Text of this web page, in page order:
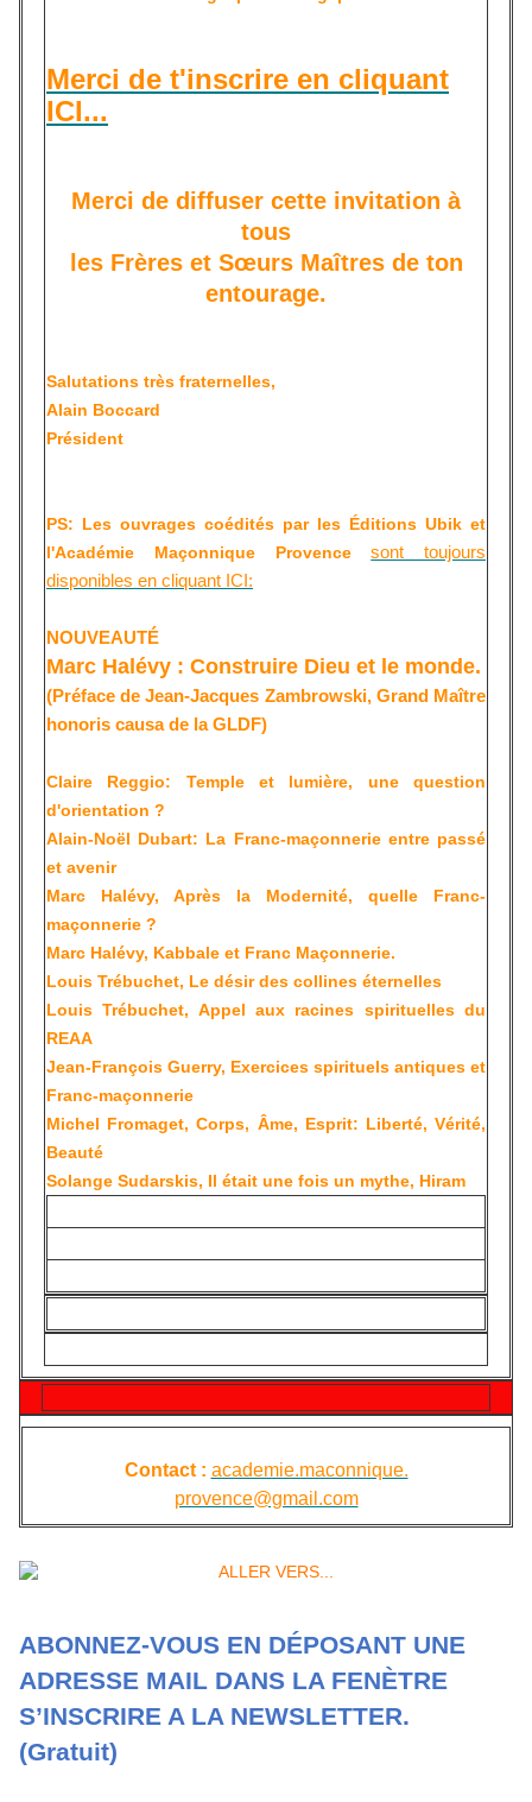
Merci de t'inscrire en cliquant
ICI...
Merci de diffuser cette invitation à
tous
les Frères et Sœurs Maîtres de ton
entourage.
Salutations très fraternelles,
Alain Boccard
Président
PS: Les ouvrages coédités par les Éditions Ubik et
l'Académie Maçonnique Provencesont toujours
disponibles en cliquant ICI:
NOUVEAUTÉ
Marc Halévy : Construire Dieu et le monde.
(Préface de Jean-Jacques Zambrowski, Grand Maître
honoris causa de la GLDF)
Claire Reggio: Temple et lumière, une question
d'orientation ?
Alain-Noël Dubart: La Franc-maçonnerie entre passé
et avenir
Marc Halévy, Après la Modernité, quelle Franc-
maçonnerie ?
Marc Halévy, Kabbale et Franc Maçonnerie.
Louis Trébuchet, Le désir des collines éternelles
Louis Trébuchet, Appel aux racines spirituelles du
REAA
Jean-François Guerry, Exercices spirituels antiques et
Franc-maçonnerie
Michel Fromaget, Corps, Âme, Esprit: Liberté, Vérité,
Beauté
Solange Sudarskis, Il était une fois un mythe, Hiram
Contact : academie.maconnique.
provence@gmail.com
ABONNEZ-VOUS EN DÉPOSANT UNE
ADRESSE MAIL DANS LA FENÈTRE
S’INSCRIRE A LA NEWSLETTER.
(Gratuit)